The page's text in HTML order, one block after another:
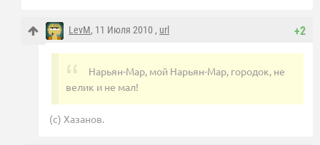
+2
LevM, 11 Июля 2010 , url
Нарьян-Мар, мой Нарьян-Мар, городок, не
велик и не мал!
(с) Хазанов.